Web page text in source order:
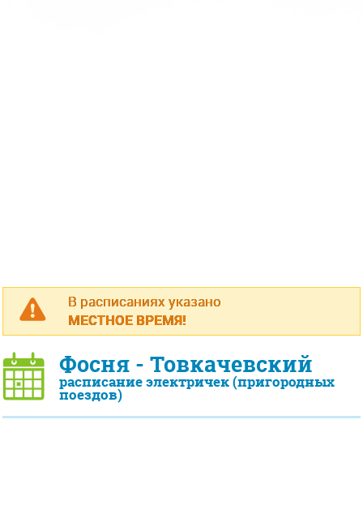
В расписаниях указано
МЕСТНОЕ ВРЕМЯ!
Фосня - Товкачевский
расписание электричек (пригородных
поездов)